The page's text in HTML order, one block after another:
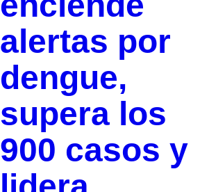
alertas por
dengue,
supera los
900 casos y